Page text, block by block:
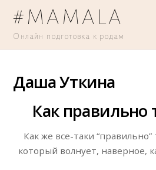
#MAMALA
Онлайн подготовка к родам
Даша Уткина
Как правильно
Как же все-таки
который волнует, наверное,